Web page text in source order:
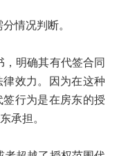
情况判断。
明确其有代签合同
效力。因为在这种
行为是在房东的授
承担。